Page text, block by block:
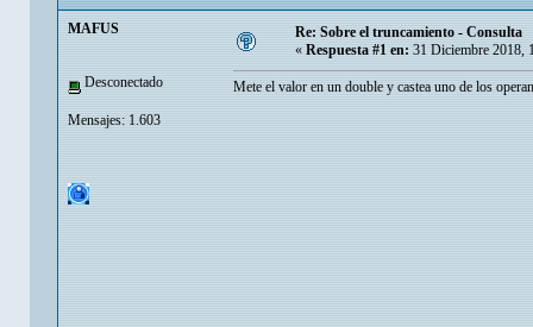
MAFUS
Desconectado
Mensajes: 1.603
Re: Sobre el truncamiento - Consulta
« Respuesta #1 en: 31 Diciembre 2018,
Mete el valor en un double y castea uno de los